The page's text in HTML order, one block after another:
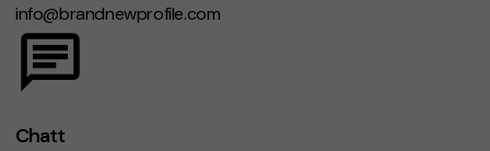
info@brandnewprofile.com
Chatt